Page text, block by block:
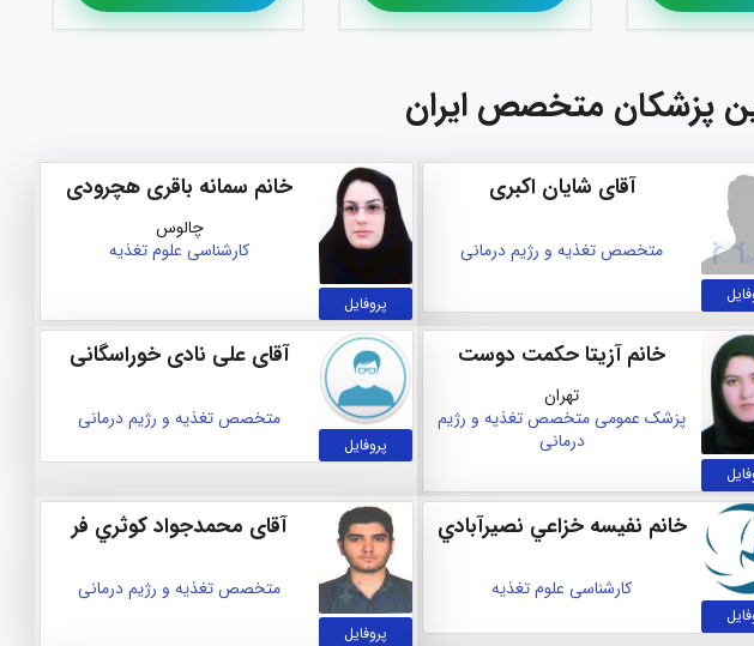
پزشکان متخصص ایران
آقای شایان اکبری
متخصص تغذیه و رژیم درمانی
پروفایل
خانم سمانه باقری هچرودی
چالوس
کارشناسی علوم تغذیه
خانم آزیتا حکمت دوست
تهران
پزشک عمومی متخصص تغذیه و رژیم
درمانی
پروفایل
آقای علی نادی خوراسگانی
متخصص تغذیه و رژیم درمانی
خانم نفيسه خزاعي نصيرآبادي
کارشناسی علوم تغذیه
پروفایل
آقای محمدجواد كوثري فر
متخصص تغذیه و رژیم درمانی